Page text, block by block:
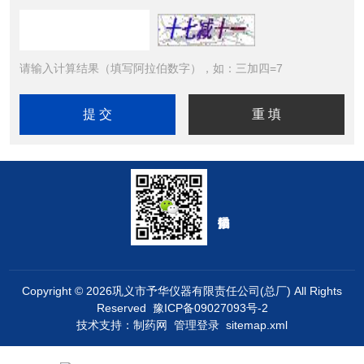
请输入计算结果（填写阿拉伯数字），如：三加四=7
Copyright © 2026巩义市予华仪器有限责任公司(总厂) All Rights
Reserved 豫ICP备09027093号-2
技术支持： 制药网 管理登录 sitemap.xml